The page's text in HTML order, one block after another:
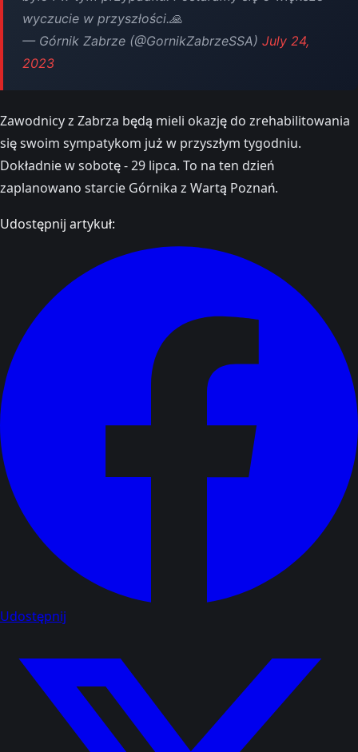
wyczucie w przyszłości.🙏
— Górnik Zabrze (@GornikZabrzeSSA) July 24,
2023
Zawodnicy z Zabrza będą mieli okazję do zrehabilitowania
się swoim sympatykom już w przyszłym tygodniu.
Dokładnie w sobotę - 29 lipca. To na ten dzień
zaplanowano starcie Górnika z Wartą Poznań.
Udostępnij artykuł:
Udostępnij